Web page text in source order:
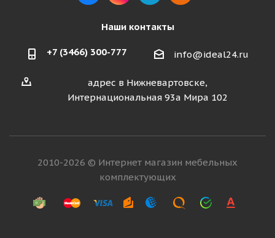
Наши контакты
+7 (3466) 300-777 info@ideal24.ru
адрес в Нижневартовске,
Интернациональная 93а Мира 102
2010-2026 © Интернет магазин мебельных
комплектующих